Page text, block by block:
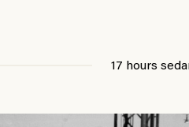
17 hours